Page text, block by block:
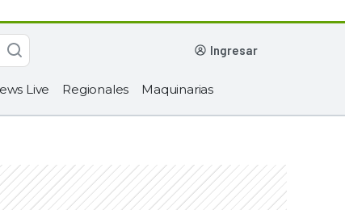
ingresar
Live Regionales Maquinarias